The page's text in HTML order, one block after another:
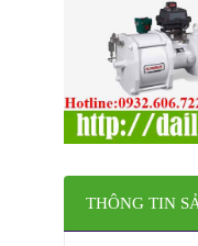
THÔNG TIN